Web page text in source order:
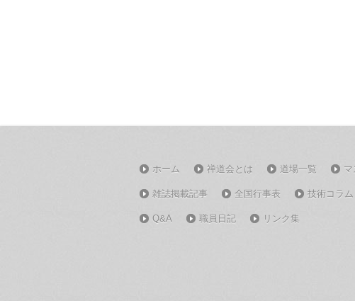
ホーム 禅道会とは 道場一覧
雑誌掲載記事 全国行事表 技術コラム
Q&A 職員日記 リンク集